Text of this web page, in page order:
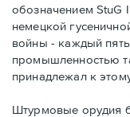
обозначением StuG
немецкой
войны - каждый
промышленностью
принадлежал к
Штурмовые орудия